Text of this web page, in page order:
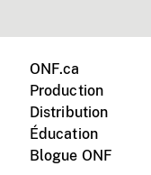
ONF.ca
Production
Distribution
Éducation
Blogue ONF